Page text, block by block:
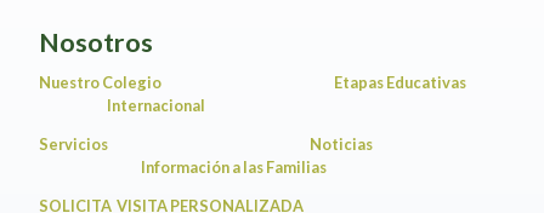
Nosotros
Nuestro Colegio
Etapas Educativas
Internacional
Servicios
Noticias
Información a las Familias
SOLICITA VISITA PERSONALIZADA